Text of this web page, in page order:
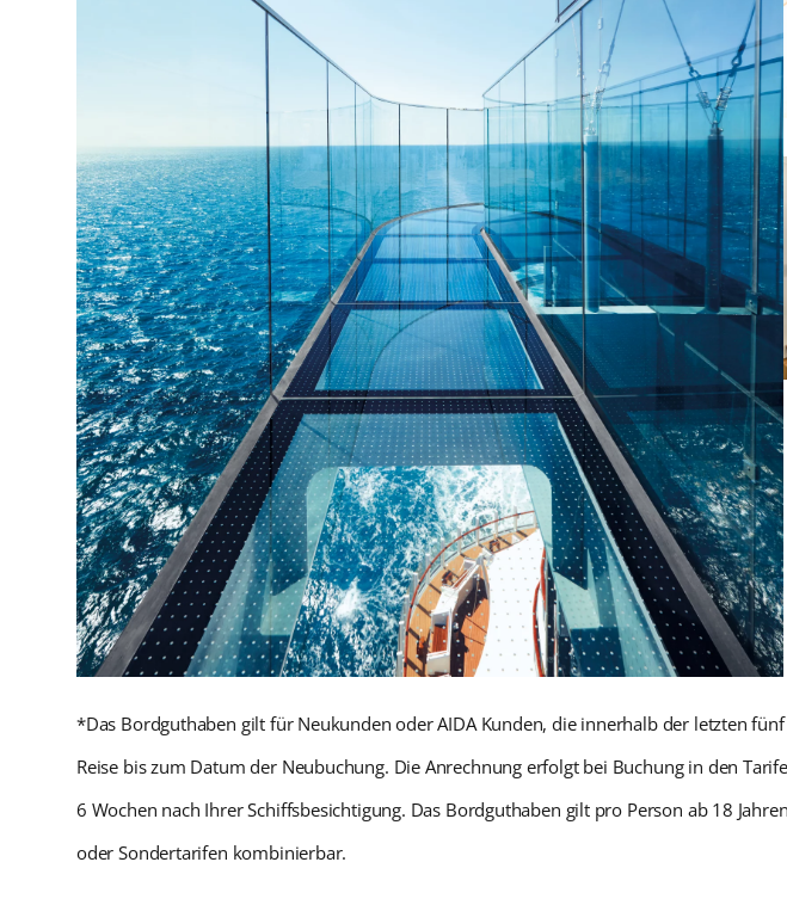
*Das Bordguthaben gilt für Neukunden oder AIDA Kunden, die innerhalb der letzten
Reise bis zum Datum der Neubuchung. Die Anrechnung erfolgt bei Buchung in den
6 Wochen nach Ihrer Schiffsbesichtigung. Das Bordguthaben gilt pro Person ab 18
oder Sondertarifen kombinierbar.